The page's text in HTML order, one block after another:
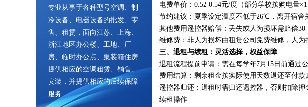
专业从事于各种型号空调、制
冷设备、电器设备的批发、零
售、租赁，面向江苏、上海、
浙江地区办公楼、工地、厂
房、临时办公点、集装箱住房
提供相应的空调租赁、销售、
安装，并提供相应的后续保障
服务
电费单价：0.52-0.54元/度（部分学校按购电量
节约建议：夏季设定温度不低于26℃，离开宿舍
其他费用遥控器赔偿：丢失或人为损坏需赔偿30-
维修费：非人为损坏由租赁公司免费维修，人为
三、退租与续租：灵活选择，权益保障
退租流程提前申请：需在每学年7月15日前通过
费用结算：剩余租金按实际使用天数退还至付款
遥控器归还：退租时需归还遥控器，否则扣除押
续租操作